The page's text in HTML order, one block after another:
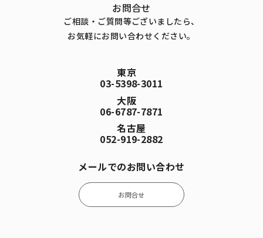
お問合せ
ご相談・ご質問等ございましたら、
お気軽にお問い合わせください。
東京
03-5398-3011
大阪
06-6787-7871
名古屋
052-919-2882
メールでのお問い合わせ
お問合せ